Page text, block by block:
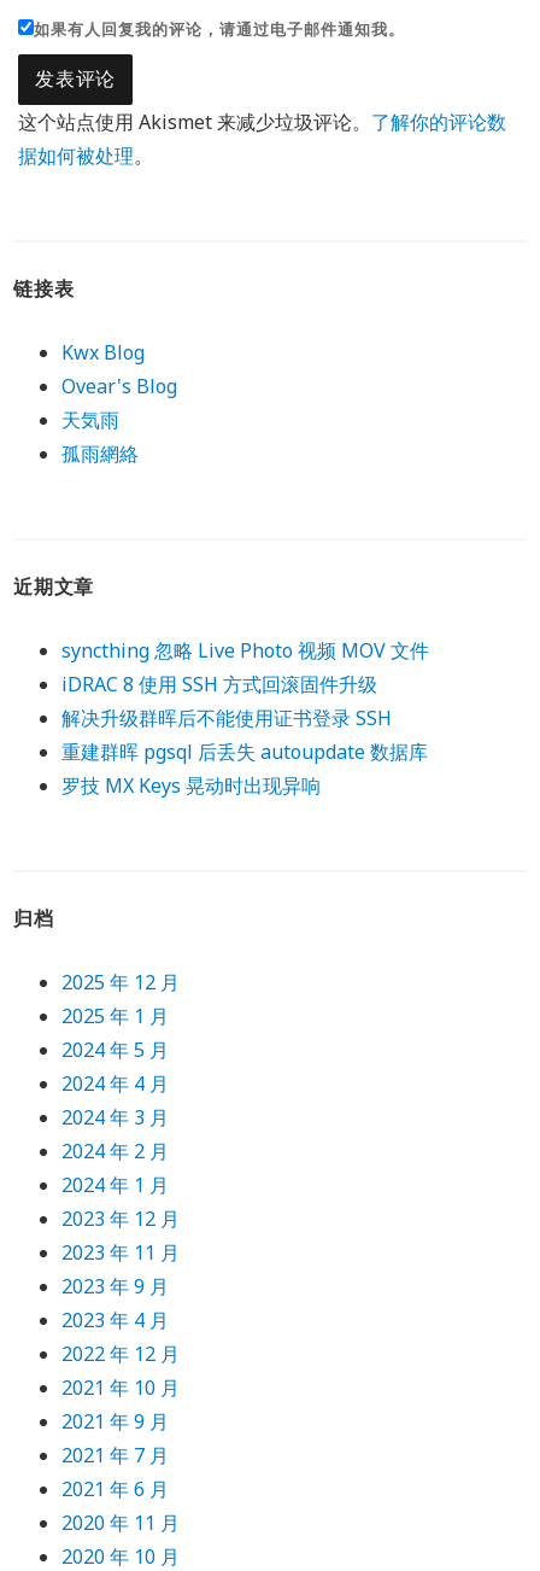
如果有人回复我的评论，请通过电子邮件通知我。
这个站点使用 Akismet 来减少垃圾评论。 了解你的评论数
据如何被处理。
链接表
Kwx Blog
Ovear's Blog
天気雨
孤雨網絡
近期文章
syncthing 忽略 Live Photo 视频 MOV 文件
iDRAC 8 使用 SSH 方式回滚固件升级
解决升级群晖后不能使用证书登录 SSH
重建群晖 pgsql 后丢失 autoupdate 数据库
罗技 MX Keys 晃动时出现异响
归档
2025 年 12 月
2025 年 1 月
2024 年 5 月
2024 年 4 月
2024 年 3 月
2024 年 2 月
2024 年 1 月
2023 年 12 月
2023 年 11 月
2023 年 9 月
2023 年 4 月
2022 年 12 月
2021 年 10 月
2021 年 9 月
2021 年 7 月
2021 年 6 月
2020 年 11 月
2020 年 10 月